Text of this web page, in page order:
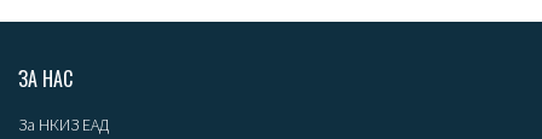
ЗА НАС
За НКИЗ ЕАД